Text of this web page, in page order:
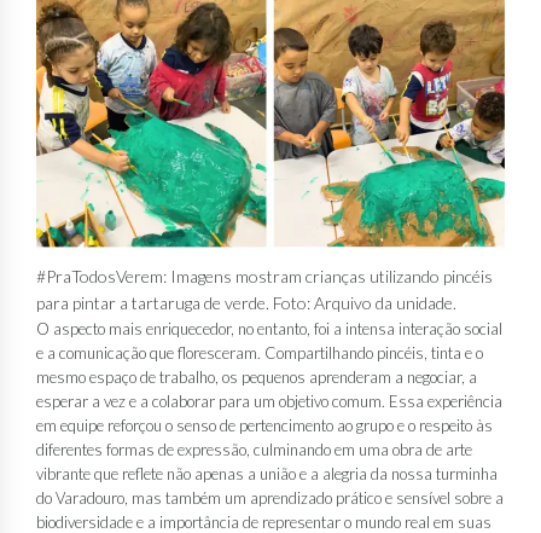
#PraTodosVerem: Imagens mostram crianças utilizando pincéis
para pintar a tartaruga de verde. Foto: Arquivo da unidade.
O aspecto mais enriquecedor, no entanto, foi a intensa interação social
e a comunicação que floresceram. Compartilhando pincéis, tinta e o
mesmo espaço de trabalho, os pequenos aprenderam a negociar, a
esperar a vez e a colaborar para um objetivo comum. Essa experiência
em equipe reforçou o senso de pertencimento ao grupo e o respeito às
diferentes formas de expressão, culminando em uma obra de arte
vibrante que reflete não apenas a união e a alegria da nossa turminha
do Varadouro, mas também um aprendizado prático e sensível sobre a
biodiversidade e a importância de representar o mundo real em suas